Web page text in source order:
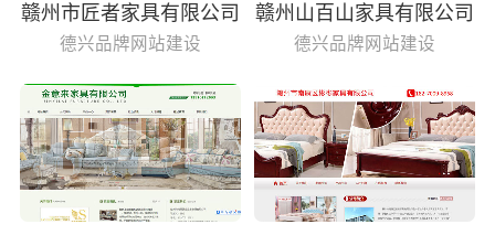
赣州市匠者家具有限公司
德兴品牌网站建设
赣州山百山家具有限公司
德兴品牌网站建设